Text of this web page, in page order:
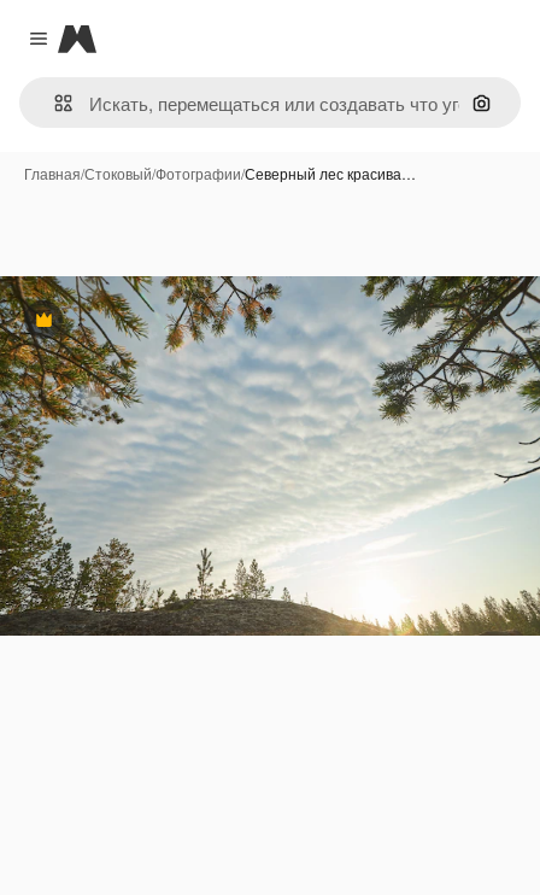
Close menu
Magnific
Поиск
Главная/Стоковый/Фотографии/Северный лес красива…
Премиум